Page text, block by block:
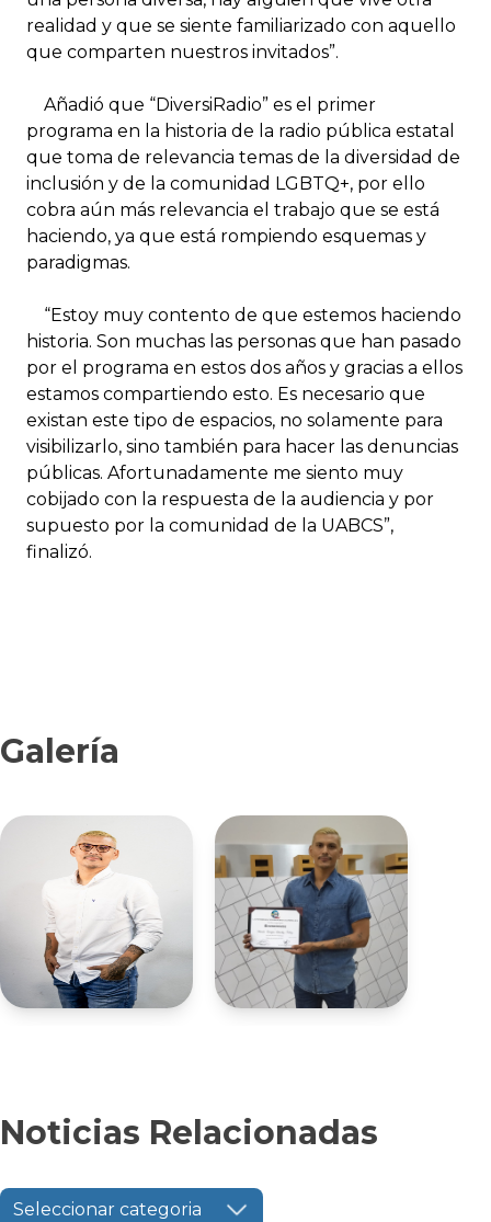
realidad y que se siente familiarizado con aquello
que comparten nuestros invitados”.
Añadió que “DiversiRadio” es el primer
programa en la historia de la radio pública estatal
que toma de relevancia temas de la diversidad de
inclusión y de la comunidad LGBTQ+, por ello
cobra aún más relevancia el trabajo que se está
haciendo, ya que está rompiendo esquemas y
paradigmas.
“Estoy muy contento de que estemos haciendo
historia. Son muchas las personas que han pasado
por el programa en estos dos años y gracias a ellos
estamos compartiendo esto. Es necesario que
existan este tipo de espacios, no solamente para
visibilizarlo, sino también para hacer las denuncias
públicas. Afortunadamente me siento muy
cobijado con la respuesta de la audiencia y por
supuesto por la comunidad de la UABCS”,
finalizó.
Galería
Noticias Relacionadas
Seleccionar categoria